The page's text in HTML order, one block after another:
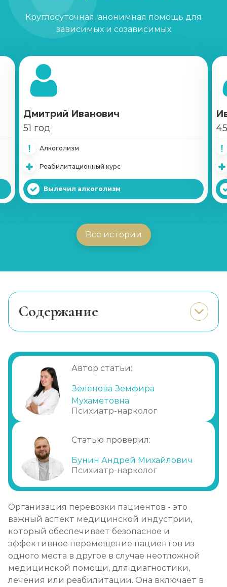
Круглосуточная, анонимная помощь для
зависимых и созависимых
Дмитрий Иванович
51 год
Алкоголизм
Реабилитационный курс
Вылечил алкоголизм
Все истории
Cодержание
Автор статьи:
Зеленова Земфира
Мухаметовна
Психиатр-нарколог
Статью проверил:
Бунин Андрей Михайлович
Психиатр-нарколог
Организация перевозки пациентов - это
важный аспект медицинской индустрии,
который обеспечивает безопасное и
эффективное перемещение пациентов из
одного места в другое в случае неотложной
медицинской помощи, для диагностики,
лечения или реабилитации. Она включает в